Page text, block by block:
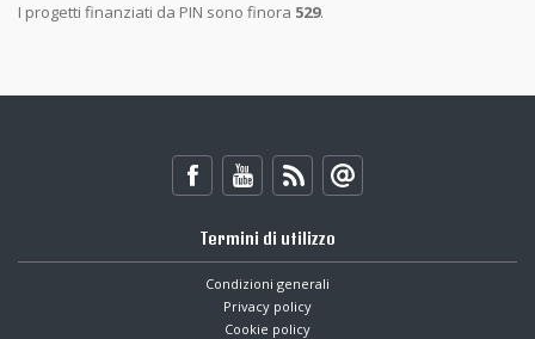
I progetti finanziati da PIN sono finora 529.
Termini di utilizzo
Condizioni generali
Privacy policy
Cookie policy